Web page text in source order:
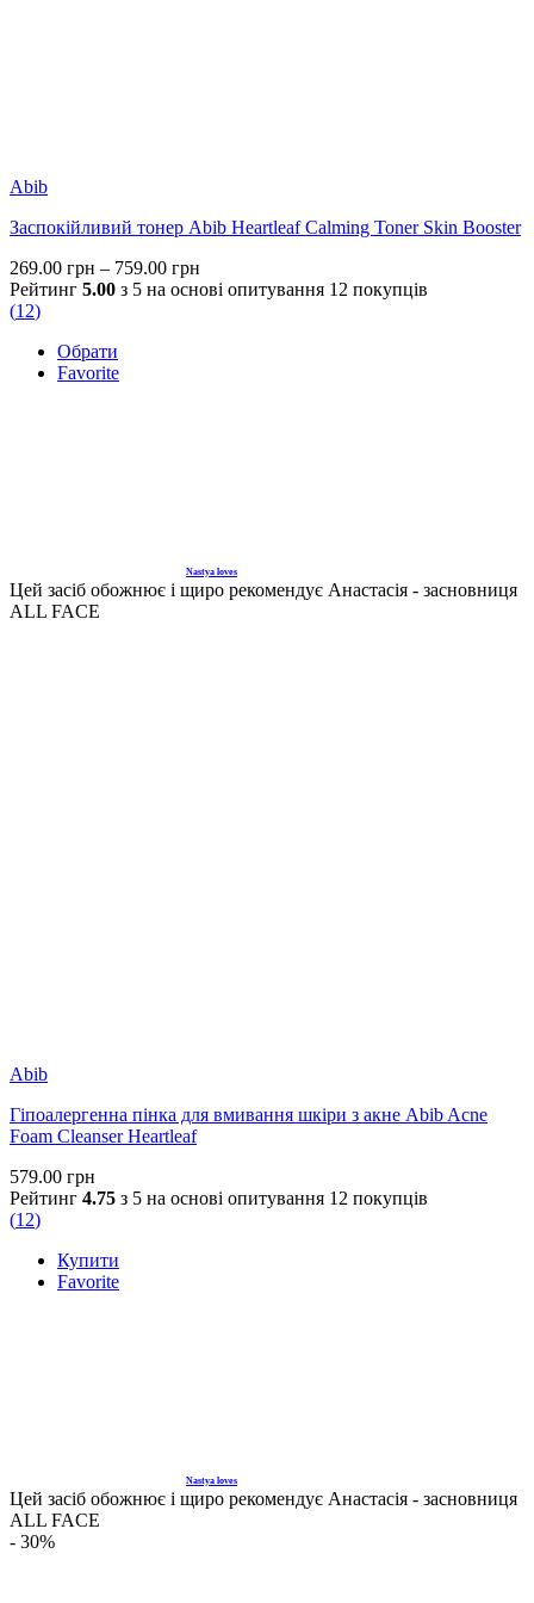
Abib
Заспокійливий тонер Abib Heartleaf Calming Toner Skin Booster
269.00 грн – 759.00 грн
range:
Рейтинг 5.00 з 5 на основі опитування 12 покупців
(12)
Обрати
Favorite
Nastya loves
Цей засіб обожнює і щиро рекомендує Анастасія - засновниця
ALL FACE
Abib
Гіпоалергенна пінка для вмивання шкіри з акне Abib Acne
Foam Cleanser Heartleaf
579.00 грн
Рейтинг 4.75 з 5 на основі опитування 12 покупців
(12)
Купити
Favorite
Nastya loves
Цей засіб обожнює і щиро рекомендує Анастасія - засновниця
ALL FACE
- 30%